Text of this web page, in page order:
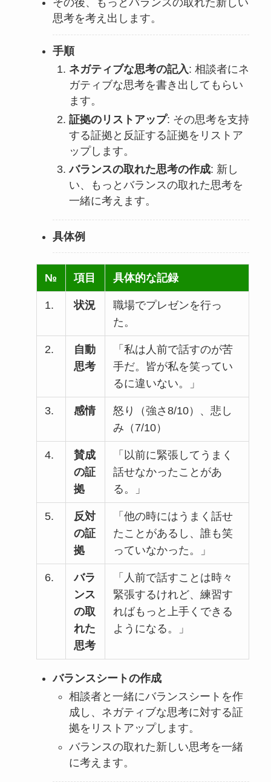
その後、もっとバランスの取れた新しい
思考を考え出します。
手順
ネガティブな思考の記入: 相談者にネ
ガティブな思考を書き出してもらい
ます。
証拠のリストアップ: その思考を支持
する証拠と反証する証拠をリストア
ップします。
バランスの取れた思考の作成: 新し
い、もっとバランスの取れた思考を
一緒に考えます。
具体例
№ 項目 具体的な記録
1. 状況
職場でプレゼンを行っ
た。
2.
自動
思考
「私は人前で話すのが苦
手だ。皆が私を笑ってい
るに違いない。」
3. 感情
怒り（強さ8/10）、悲し
み（7/10）
4.
賛成
の証
拠
「以前に緊張してうまく
話せなかったことがあ
る。」
5.
反対
の証
拠
「他の時にはうまく話せ
たことがあるし、誰も笑
っていなかった。」
6.
バラ
ンス
の取
れた
思考
「人前で話すことは時々
緊張するけれど、練習す
ればもっと上手くできる
ようになる。」
バランスシートの作成
相談者と一緒にバランスシートを作
成し、ネガティブな思考に対する証
拠をリストアップします。
バランスの取れた新しい思考を一緒
に考えます。